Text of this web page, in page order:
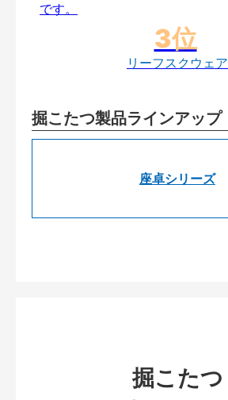
リーフスクウェア
掘こたつ製品ラインアップ
座卓シリーズ
掘こたつ